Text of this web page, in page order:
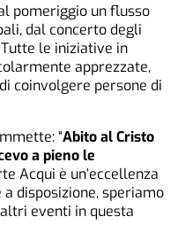
pomeriggio un flusso
dal concerto degli
le iniziative in
apprezzate,
coinvolgere persone di
“Abito al Cristo
a pieno le
Acqui è un’eccellenza
disposizione, speriamo
eventi in questa